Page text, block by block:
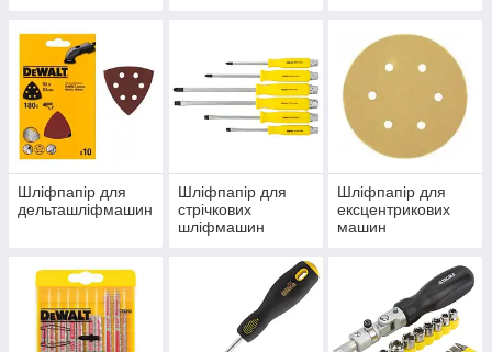
Шліфпапір для
дельташліфмашин
Шліфпапір для
стрічкових
шліфмашин
Шліфпапір для
ексцентрикових
машин